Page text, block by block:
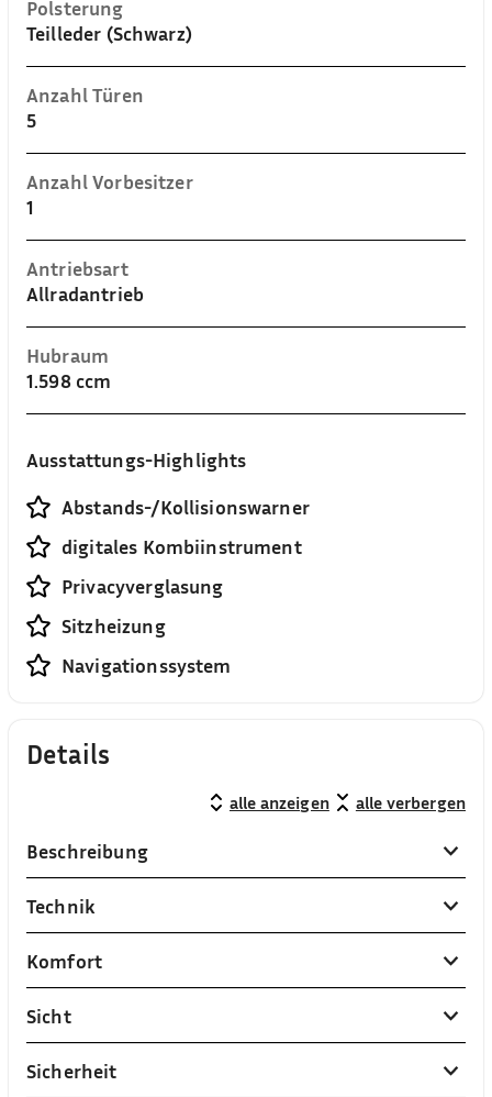
Polsterung
Teilleder (Schwarz)
Anzahl Türen
5
Anzahl Vorbesitzer
1
Antriebsart
Allradantrieb
Hubraum
1.598 ccm
Ausstattungs-Highlights
Abstands-/Kollisionswarner
digitales Kombiinstrument
Privacyverglasung
Sitzheizung
Navigationssystem
Details
alle anzeigen alle verbergen
Beschreibung
Technik
Komfort
Sicht
Sicherheit